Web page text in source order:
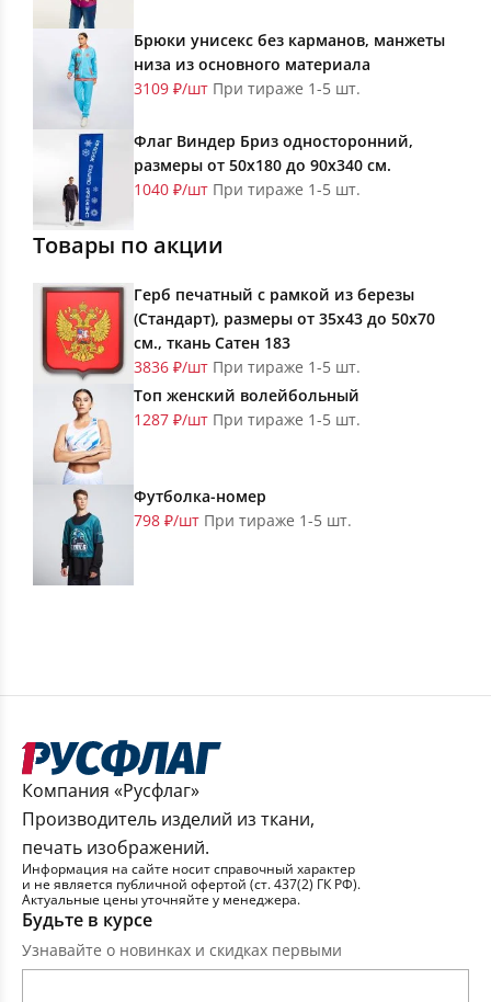
Брюки унисекс без карманов, манжеты
низа из основного материала
3109 ₽/шт При тираже 1-5 шт.
Флаг Виндер Бриз односторонний,
размеры от 50х180 до 90х340 см.
1040 ₽/шт При тираже 1-5 шт.
Товары по акции
Герб печатный с рамкой из березы
(Стандарт), размеры от 35х43 до 50х70
см., ткань Сатен 183
3836 ₽/шт При тираже 1-5 шт.
Топ женский волейбольный
1287 ₽/шт При тираже 1-5 шт.
Футболка-номер
798 ₽/шт При тираже 1-5 шт.
Компания «Русфлаг»
Производитель изделий из ткани,
печать изображений.
Информация на сайте носит справочный характер
и не является публичной офертой (ст. 437(2) ГК РФ).
Актуальные цены уточняйте у менеджера.
Будьте в курсе
Узнавайте о новинках и скидках первыми